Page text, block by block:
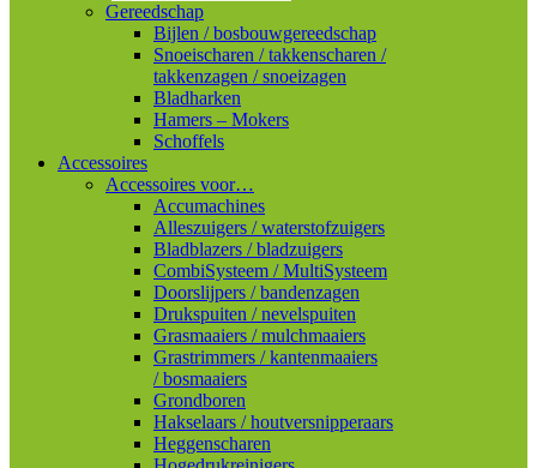
Gereedschap
Bijlen / bosbouwgereedschap
Snoeischaren / takkenscharen /
takkenzagen / snoeizagen
Bladharken
Hamers – Mokers
Schoffels
Accessoires
Accessoires voor…
Accumachines
Alleszuigers / waterstofzuigers
Bladblazers / bladzuigers
CombiSysteem / MultiSysteem
Doorslijpers / bandenzagen
Drukspuiten / nevelspuiten
Grasmaaiers / mulchmaaiers
Grastrimmers / kantenmaaiers
/ bosmaaiers
Grondboren
Hakselaars / houtversnipperaars
Heggenscharen